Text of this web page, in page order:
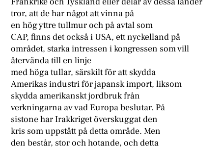
tror, att de har något att vinna på
en hög yttre tullmur och på avtal som
CAP, finns det också i USA, ett nyckelland på
området, starka intressen i kongressen som vill
återvända till en linje
med höga tullar, särskilt för att skydda
Amerikas industri för japansk import, liksom
skydda amerikanskt jordbruk från
verkningarna av vad Europa beslutar. På
sistone har Irakkriget överskuggat den
kris som uppstått på detta område. Men
den består, stor och hotande, och detta